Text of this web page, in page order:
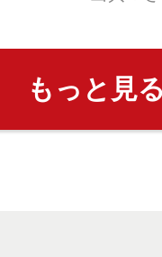
もっと見